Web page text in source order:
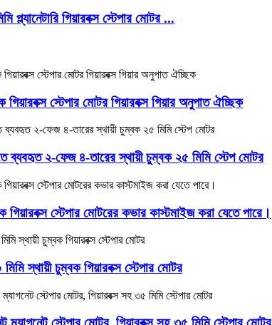
প্ল্যানেটারি গিয়ারবক্স স্টেপার মোটর ...
গিয়ারবক্স স্টেপার মোটর গিয়ারবক্স গিয়ার অনুপাত ঐচ্ছিক
ব্যবহৃত ২-ফেজ ৪-তারের স্থায়ী চুম্বক ২৫ মিমি স্টেপ মোটর
গিয়ারবক্স স্টেপার মোটরের কভার কাস্টমাইজ করা যেতে পারে।
স্থায়ী চুম্বক গিয়ারবক্স স্টেপার মোটর